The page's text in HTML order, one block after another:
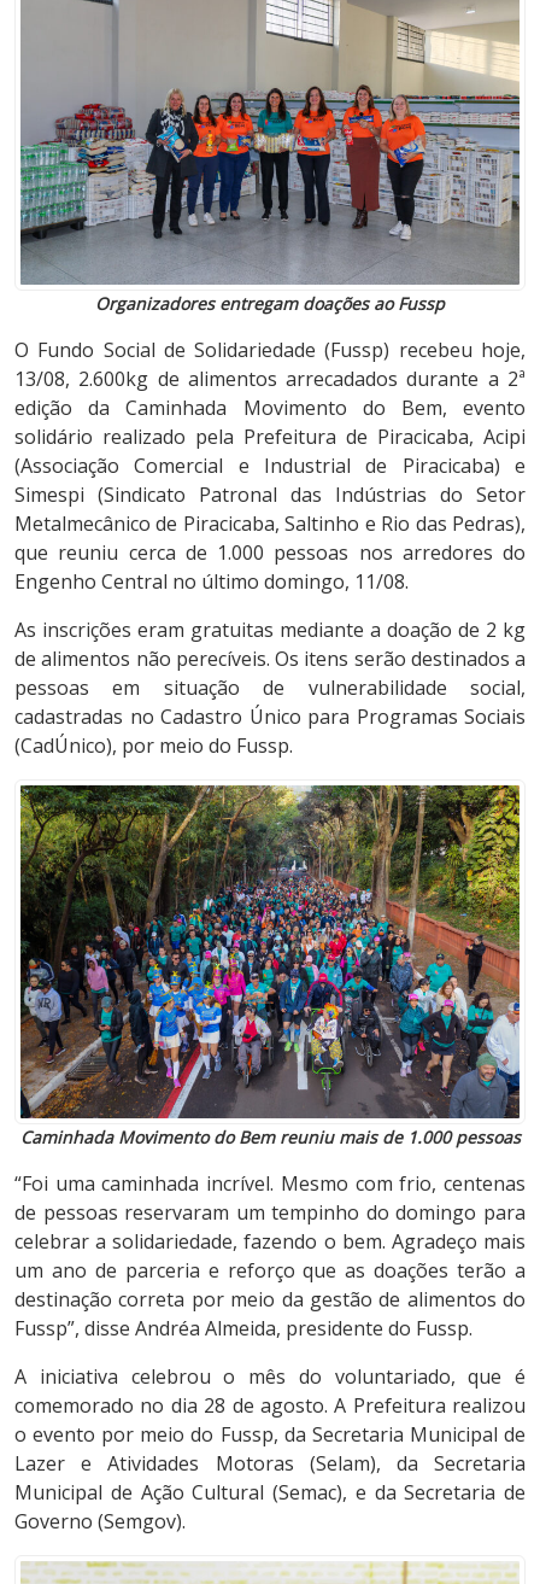
Organizadores entregam doações ao Fussp
O Fundo Social de Solidariedade (Fussp) recebeu hoje,
13/08, 2.600kg de alimentos arrecadados durante a 2ª
edição da Caminhada Movimento do Bem, evento
solidário realizado pela Prefeitura de Piracicaba, Acipi
(Associação Comercial e Industrial de Piracicaba) e
Simespi (Sindicato Patronal das Indústrias do Setor
Metalmecânico de Piracicaba, Saltinho e Rio das Pedras),
que reuniu cerca de 1.000 pessoas nos arredores do
Engenho Central no último domingo, 11/08.
As inscrições eram gratuitas mediante a doação de 2 kg
de alimentos não perecíveis. Os itens serão destinados a
pessoas em situação de vulnerabilidade social,
cadastradas no Cadastro Único para Programas Sociais
(CadÚnico), por meio do Fussp.
Caminhada Movimento do Bem reuniu mais de 1.000 pessoas
“Foi uma caminhada incrível. Mesmo com frio, centenas
de pessoas reservaram um tempinho do domingo para
celebrar a solidariedade, fazendo o bem. Agradeço mais
um ano de parceria e reforço que as doações terão a
destinação correta por meio da gestão de alimentos do
Fussp”, disse Andréa Almeida, presidente do Fussp.
A iniciativa celebrou o mês do voluntariado, que é
comemorado no dia 28 de agosto. A Prefeitura realizou
o evento por meio do Fussp, da Secretaria Municipal de
Lazer e Atividades Motoras (Selam), da Secretaria
Municipal de Ação Cultural (Semac), e da Secretaria de
Governo (Semgov).